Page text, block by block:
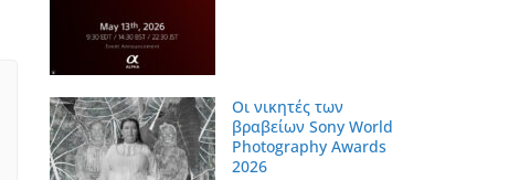
Οι νικητές των
βραβείων Sony World
Photography Awards
2026